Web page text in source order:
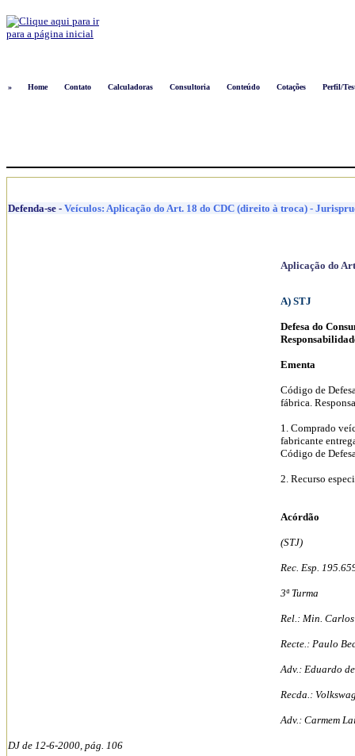
»
Home Contato Calculadoras Consultoria Conteúdo Cotações Perfil/
Defenda-se - Veículos: Aplicação do Art. 18 do CDC (direito à troca) -
Aplicação do
A) STJ
Defesa do
Ementa
Código de
fábrica.
1. Comprado
fabricante
Código de
2. Recurso
Acórdão
(STJ)
Rec. Esp.
3ª Turma
Rel.: Min.
Recte.: Paulo
Adv.: Eduardo
Recda.:
Adv.: Carmem
DJ de 12-6-2000, pág. 106